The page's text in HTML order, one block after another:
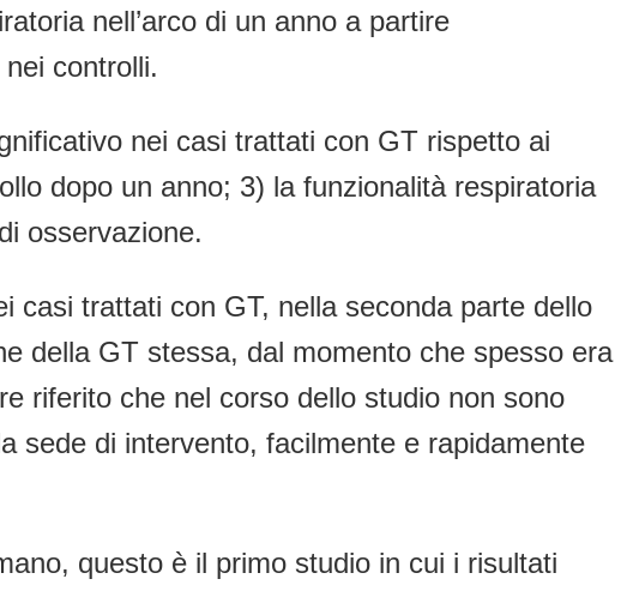
nell’arco di un anno a partire
controlli.
nei casi trattati con GT rispetto ai
dopo un anno; 3) la funzionalità respiratoria
osservazione.
casi trattati con GT, nella seconda parte dello
della GT stessa, dal momento che spesso era
riferito che nel corso dello studio non sono
sede di intervento, facilmente e rapidamente
questo è il primo studio in cui i risultati